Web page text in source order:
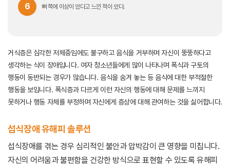
6 뼈 쪽에 이상이 있다고 느낀 적이 있다.
거식증은 심각한 저체중임에도 불구하고 음식을 거부하며 자신이 뚱뚱하다고
생각하는 식이 장애입니다. ​여자 청소년들에게 많이 나타나며 폭식과 구토의
행동이 동반되는 경우가 많습니다. 음식을 숨겨 놓는 등 음식에 대한 부적절한
행동을 보입니다. ​폭식증과 다르게 이런 자신의 행동에 대해 문제를 느끼지
못하거나 행동 자체를 부정하며 자신에게 증상에 대해 관여하는 것을 싫어합니다.
섭식장애 유해피 솔루션
섭식장애를 겪는 경우 심리적인 불안과 압박감이 큰 영향을 미칩니다.
자신의 어려움과 불편함을 건강한 방식으로 표현할 수 있도록 유해피